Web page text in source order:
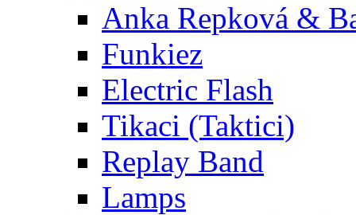
Anka Repková &
Funkiez
Electric Flash
Tikaci (Taktici)
Replay Band
Lamps